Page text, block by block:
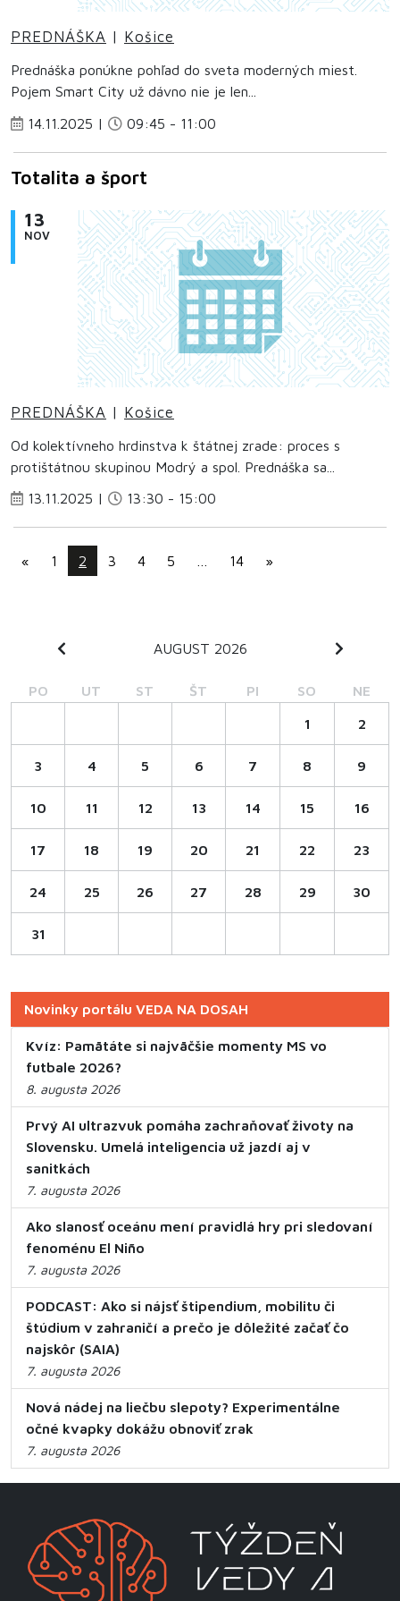
PREDNÁŠKA | Košice
Prednáška ponúkne pohľad do sveta moderných miest.
Pojem Smart City už dávno nie je len...
14.11.2025 |
09:45 - 11:00
Totalita a šport
13
NOV
PREDNÁŠKA | Košice
Od kolektívneho hrdinstva k štátnej zrade: proces s
protištátnou skupinou Modrý a spol. Prednáška sa...
13.11.2025 |
13:30 - 15:00
« 1 2 3 4 5 14 »
AUGUST 2026
PO UT ST ŠT PI SO NE
1 2
3 4 5 6 7 8 9
10 11 12 13 14 15 16
17 18 19 20 21 22 23
24 25 26 27 28 29 30
31
Novinky portálu VEDA NA DOSAH
Kvíz: Pamätáte si najväčšie momenty MS vo
futbale 2026?
8. augusta 2026
Prvý AI ultrazvuk pomáha zachraňovať životy na
Slovensku. Umelá inteligencia už jazdí aj v
sanitkách
7. augusta 2026
Ako slanosť oceánu mení pravidlá hry pri sledovaní
fenoménu El Niño
7. augusta 2026
PODCAST: Ako si nájsť štipendium, mobilitu či
štúdium v zahraničí a prečo je dôležité začať čo
najskôr (SAIA)
7. augusta 2026
Nová nádej na liečbu slepoty? Experimentálne
očné kvapky dokážu obnoviť zrak
7. augusta 2026